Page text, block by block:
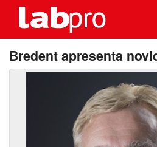
Bredent apresenta